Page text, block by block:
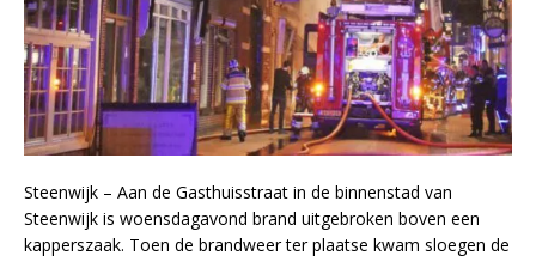
Steenwijk – Aan de Gasthuisstraat in de binnenstad van
Steenwijk is woensdagavond brand uitgebroken boven een
kapperszaak. Toen de brandweer ter plaatse kwam sloegen de